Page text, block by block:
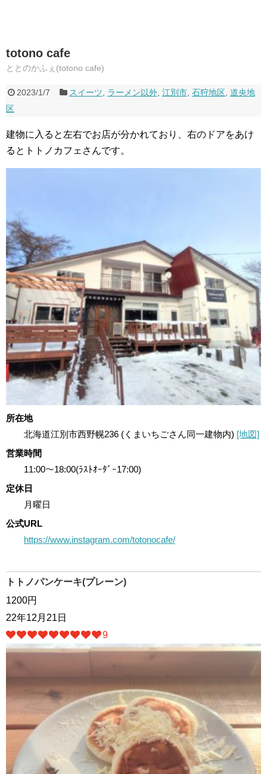
totono cafe
ととのかふぇ(totono cafe)
2023/1/7 スイーツ ラーメン以外, 江別市, 石狩地区, 道央地
区
建物に入ると左右でお店が分かれており、右のドアをあけ
るとトトノカフェさんです。
所在地
北海道江別市西野幌236 (くまいちごさん同一建物内) [地図]
営業時間
11:00～18:00(ﾗｽﾄｵｰﾀﾞｰ17:00)
定休日
月曜日
公式URL
https://www.instagram.com/totonocafe/
トトノパンケーキ(プレーン)
1200円
22年12月21日
9